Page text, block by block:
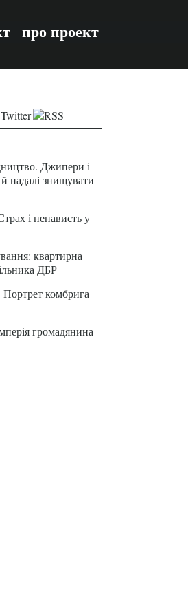
про проект
Джипери і
надалі знищувати
і ненависть у
квартирна
ДБР
комбрига
громадянина